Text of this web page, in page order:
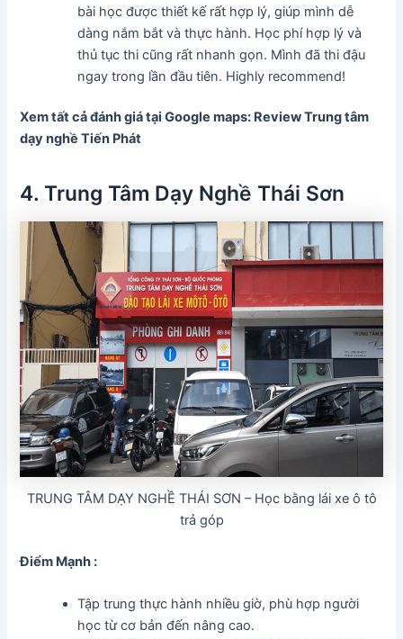
bài học được thiết kế rất hợp lý, giúp mình dễ
dàng nắm bắt và thực hành. Học phí hợp lý và
thủ tục thi cũng rất nhanh gọn. Mình đã thi đậu
ngay trong lần đầu tiên. Highly recommend!
Xem tất cả đánh giá tại Google maps: Review Trung tâm
dạy nghề Tiến Phát
4. Trung Tâm Dạy Nghề Thái Sơn
TRUNG TÂM DẠY NGHỀ THÁI SƠN – Học bằng lái xe ô tô
trả góp
Điểm Mạnh :
Tập trung thực hành nhiều giờ, phù hợp người
học từ cơ bản đến nâng cao.